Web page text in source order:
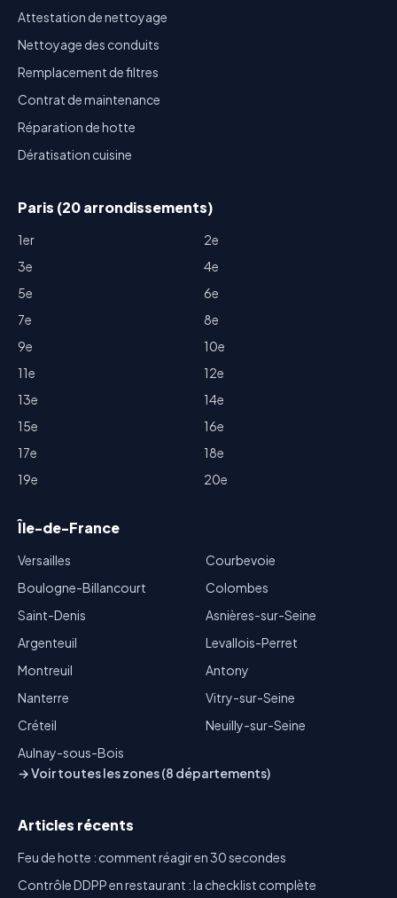
Attestation de nettoyage
Nettoyage des conduits
Remplacement de filtres
Contrat de maintenance
Réparation de hotte
Dératisation cuisine
Paris (20 arrondissements)
1er
2e
3e
4e
5e
6e
7e
8e
9e
10e
11e
12e
13e
14e
15e
16e
17e
18e
19e
20e
Île-de-France
Versailles
Boulogne-Billancourt
Saint-Denis
Argenteuil
Montreuil
Nanterre
Créteil
Aulnay-sous-Bois
Courbevoie
Colombes
Asnières-sur-Seine
Levallois-Perret
Antony
Vitry-sur-Seine
Neuilly-sur-Seine
→ Voir toutes les zones (8 départements)
Articles récents
Feu de hotte : comment réagir en 30 secondes
Contrôle DDPP en restaurant : la checklist complète